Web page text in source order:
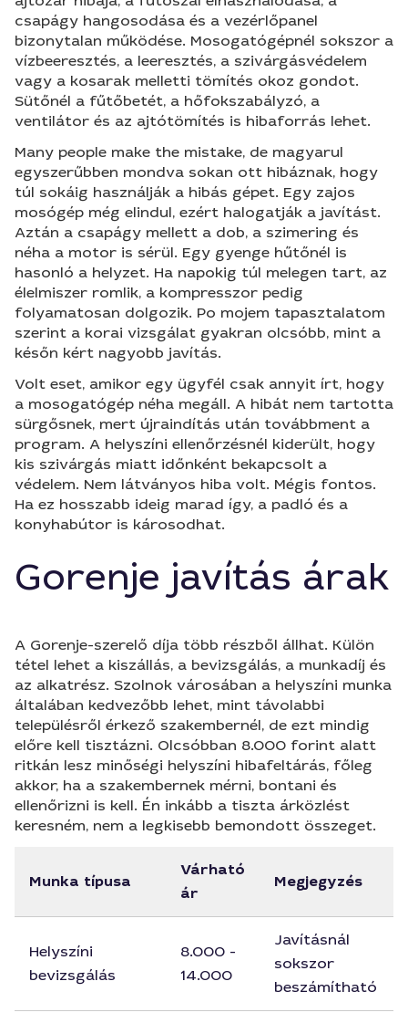
csapágy hangosodása és a vezérlőpanel
bizonytalan működése. Mosogatógépnél sokszor a
vízbeeresztés, a leeresztés, a szivárgásvédelem
vagy a kosarak melletti tömítés okoz gondot.
Sütőnél a fűtőbetét, a hőfokszabályzó, a
ventilátor és az ajtótömítés is hibaforrás lehet.
Many people make the mistake, de magyarul
egyszerűbben mondva sokan ott hibáznak, hogy
túl sokáig használják a hibás gépet. Egy zajos
mosógép még elindul, ezért halogatják a javítást.
Aztán a csapágy mellett a dob, a szimering és
néha a motor is sérül. Egy gyenge hűtőnél is
hasonló a helyzet. Ha napokig túl melegen tart, az
élelmiszer romlik, a kompresszor pedig
folyamatosan dolgozik. Po mojem tapasztalatom
szerint a korai vizsgálat gyakran olcsóbb, mint a
későn kért nagyobb javítás.
Volt eset, amikor egy ügyfél csak annyit írt, hogy
a mosogatógép néha megáll. A hibát nem tartotta
sürgősnek, mert újraindítás után továbbment a
program. A helyszíni ellenőrzésnél kiderült, hogy
kis szivárgás miatt időnként bekapcsolt a
védelem. Nem látványos hiba volt. Mégis fontos.
Ha ez hosszabb ideig marad így, a padló és a
konyhabútor is károsodhat.
Gorenje javítás árak
A Gorenje-szerelő díja több részből állhat. Külön
tétel lehet a kiszállás, a bevizsgálás, a munkadíj és
az alkatrész. Szolnok városában a helyszíni munka
általában kedvezőbb lehet, mint távolabbi
településről érkező szakembernél, de ezt mindig
előre kell tisztázni. Olcsóbban 8.000 forint alatt
ritkán lesz minőségi helyszíni hibafeltárás, főleg
akkor, ha a szakembernek mérni, bontani és
ellenőrizni is kell. Én inkább a tiszta árközlést
keresném, nem a legkisebb bemondott összeget.
Munka típusa
Várható
ár
Megjegyzés
Helyszíni
bevizsgálás
8.000 -
14.000
Javításnál
sokszor
beszámítható